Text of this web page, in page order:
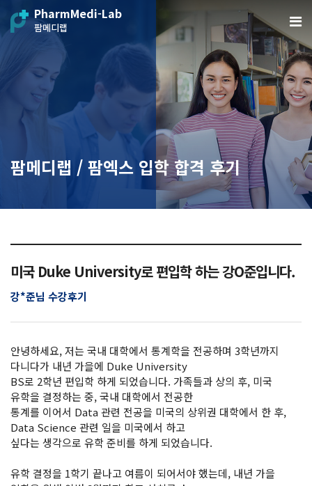
PharmMedi-Lab
팜메디랩
팜메디랩 / 팜엑스 입학 합격 후기
미국 Duke University로 편입학 하는 강O준입니다.
강*준님 수강후기
안녕하세요, 저는 국내 대학에서 통계학을 전공하며 3학년까지
다니다가 내년 가을에 Duke University
BS로 2학년 편입학 하게 되었습니다. 가족들과 상의 후, 미국
유학을 결정하는 중, 국내 대학에서 전공한
통계를 이어서 Data 관련 전공을 미국의 상위권 대학에서 한 후,
Data Science 관련 일을 미국에서 하고
싶다는 생각으로 유학 준비를 하게 되었습니다.
유학 결정을 1학기 끝나고 여름이 되어서야 했는데, 내년 가을